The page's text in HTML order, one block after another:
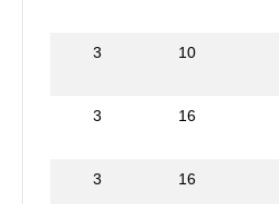
3 10
3 16
3 16